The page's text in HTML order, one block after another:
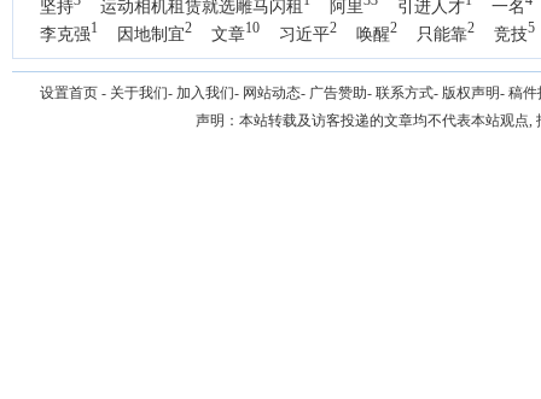
坚持 运动相机租赁就选雕马闪租 阿里 引进人才 一名
李克强1 因地制宜2 文章10 习近平2 唤醒2 只能靠2 竞技5
设置首页 - 关于我们- 加入我们- 网站动态- 广告赞助- 联系方式- 版权声明- 稿件
声明：本站转载及访客投递的文章均不代表本站观点